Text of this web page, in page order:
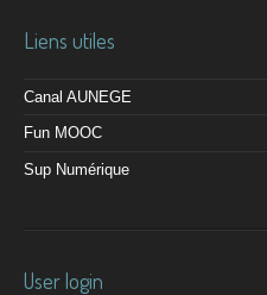
Liens utiles
Canal AUNEGE
Fun MOOC
Sup Numérique
User login